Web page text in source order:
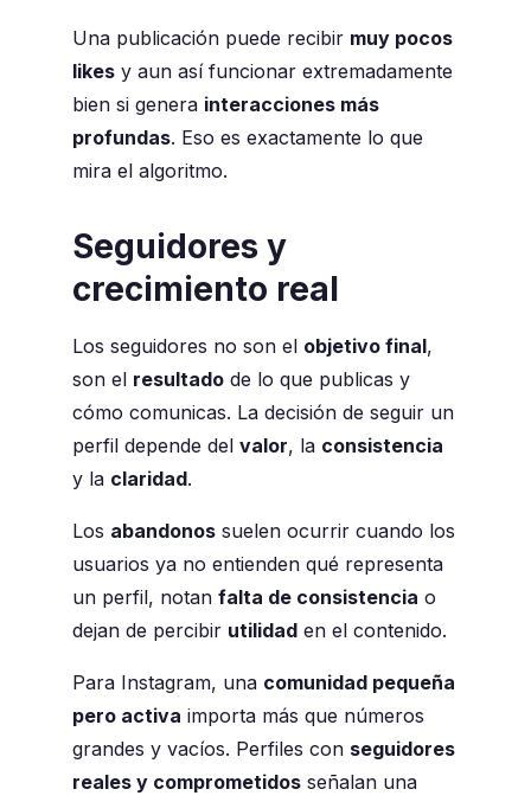
Una publicación puede recibir muy pocos
likesy aun así funcionar extremadamente
bien si genera interacciones más
profundas. Eso es exactamente lo que
mira el algoritmo.
Seguidores y
crecimiento real
Los seguidores no son el objetivo final,
son el resultadode lo que publicas y
cómo comunicas. La decisión de seguir un
perfil depende del valor, la consistencia
y la claridad.
Los abandonossuelen ocurrir cuando los
usuarios ya no entienden qué representa
un perfil, notan falta de consistencia o
dejan de percibir utilidaden el contenido.
Para Instagram, una comunidad pequeña
pero activa importa más que números
grandes y vacíos. Perfiles con seguidores
reales y comprometidosseñalan una